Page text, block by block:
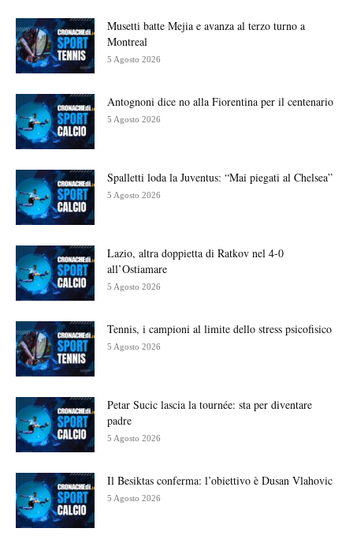
Musetti batte Mejia e avanza al terzo turno a
Montreal
5 Agosto 2026
Antognoni dice no alla Fiorentina per il centenario
5 Agosto 2026
Spalletti loda la Juventus: “Mai piegati al Chelsea”
5 Agosto 2026
Lazio, altra doppietta di Ratkov nel 4-0
all’Ostiamare
5 Agosto 2026
Tennis, i campioni al limite dello stress psicofisico
5 Agosto 2026
Petar Sucic lascia la tournée: sta per diventare
padre
5 Agosto 2026
Il Besiktas conferma: l’obiettivo è Dusan Vlahovic
5 Agosto 2026